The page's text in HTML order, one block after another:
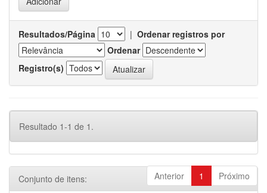
Resultados/Página | Ordenar registros por
Ordenar
Registro(s)
Resultado 1-1 de 1.
Anterior 1 Próximo
Conjunto de itens: